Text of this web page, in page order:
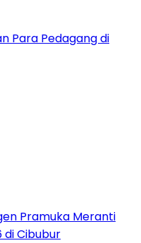
Para Pedagang di
Pramuka Meranti
di Cibubur